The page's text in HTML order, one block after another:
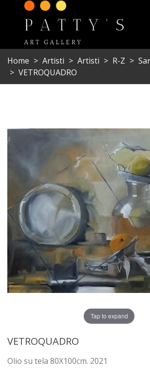
Home > Artisti > Artisti > R-Z >
> VETROQUADRO
Tap to expand
VETROQUADRO
Olio su tela 80X100cm. 2021